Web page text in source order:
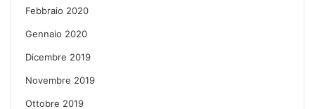
Febbraio 2020
Gennaio 2020
Dicembre 2019
Novembre 2019
Ottobre 2019